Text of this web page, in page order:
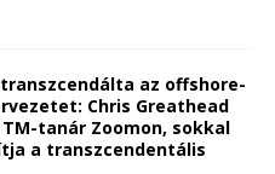
az offshore-
Chris Greathead
tanár Zoomon, sokkal
a transzcendentális